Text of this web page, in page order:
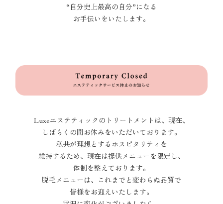
“自分史上最高の自分”になる
お手伝いをいたします。
Luxeエステティックのトリートメントは、現在、
しばらくの間お休みをいただいております。
私共が理想とするホスピタリティを
維持するため、現在は提供メニューを限定し、
体制を整えております。
脱毛メニューは、これまでと変わらぬ品質で
皆様をお迎えいたします。